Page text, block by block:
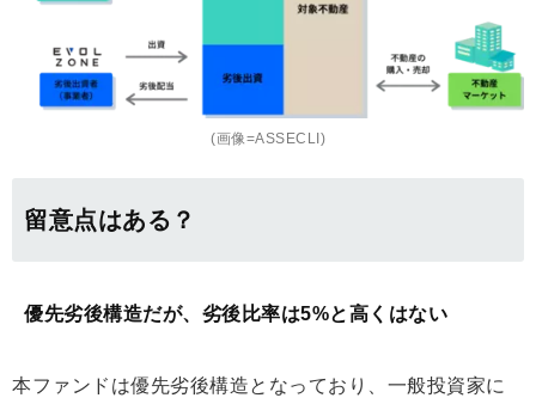
(画像=ASSECLI)
留意点はある？
優先劣後構造だが、劣後比率は5%と高くはない
本ファンドは優先劣後構造となっており、一般投資家に